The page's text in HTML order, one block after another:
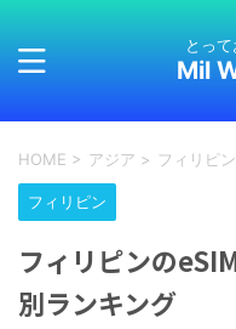
とっ
Mil
HOME > アジア > フィリピン
フィリピン
フィリピンの
別ランキング